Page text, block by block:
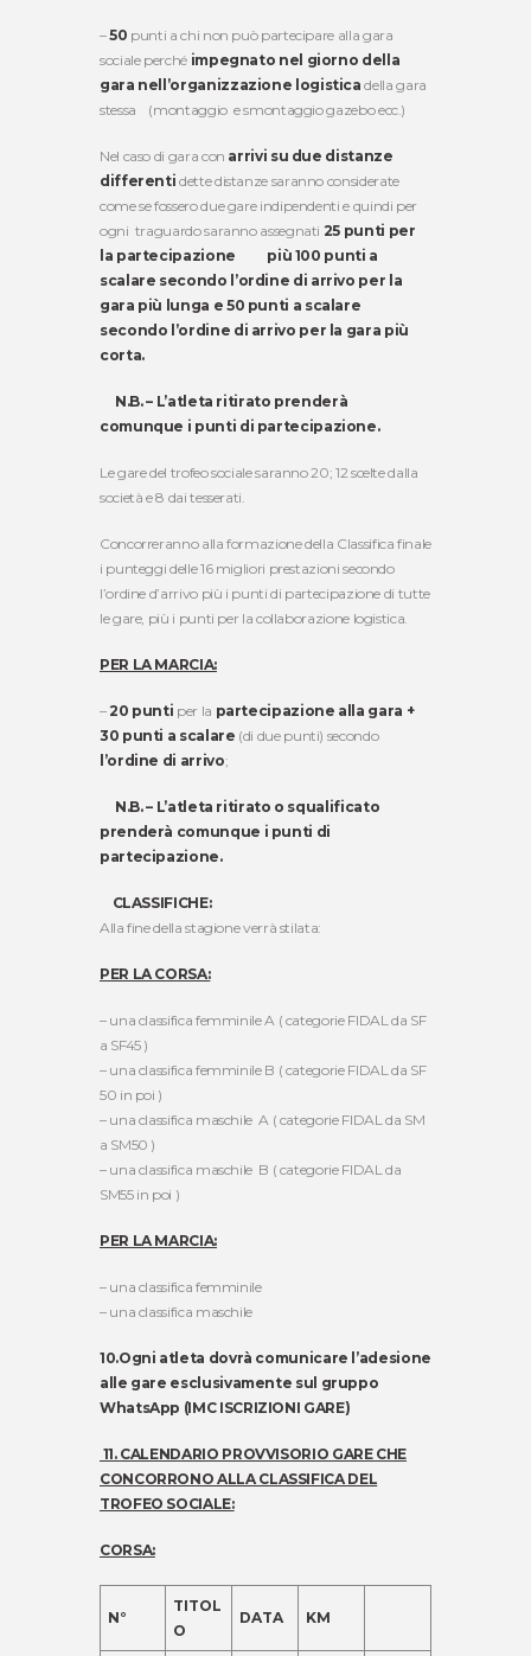
–50 punti a chi non può partecipare alla gara
sociale perché impegnato nel giorno della
gara nell’organizzazione logistica della gara
stessa (montaggio e smontaggio gazebo ecc.)
Nel caso di gara con arrivi su due distanze
differenti dette distanze saranno considerate
come se fossero due gare indipendenti e quindi per
ogni traguardo saranno assegnati 25 punti per
la partecipazione più 100 punti a
scalare secondo l’ordine di arrivo per la
gara più lunga e 50 punti a scalare
secondo l’ordine di arrivo per la gara più
corta.
N.B. – L’atleta ritirato prenderà
comunque i punti di partecipazione.
Le gare del trofeo sociale saranno 20; 12 scelte dalla
società e 8 dai tesserati.
Concorreranno alla formazione della Classifica finale
i punteggi delle 16 migliori prestazioni secondo
l’ordine d’arrivo più i punti di partecipazione di tutte
le gare, più i punti per la collaborazione logistica.
PER LA MARCIA:
–20 punti per la partecipazione alla gara +
30 punti a scalare (di due punti) secondo
l’ordine di arrivo;
N.B. – L’atleta ritirato o squalificato
prenderà comunque i punti di
partecipazione.
CLASSIFICHE:
Alla fine della stagione verrà stilata:
PER LA CORSA:
– una classifica femminile A ( categorie FIDAL da SF
a SF45 )
– una classifica femminile B ( categorie FIDAL da SF
50 in poi )
– una classifica maschile A ( categorie FIDAL da SM
a SM50 )
– una classifica maschile B ( categorie FIDAL da
SM55 in poi )
PER LA MARCIA:
– una classifica femminile
– una classifica maschile
10.Ogni atleta dovrà comunicare l’adesione
alle gare esclusivamente sul gruppo
WhatsApp (IMC ISCRIZIONI GARE)
11. CALENDARIO PROVVISORIO GARE CHE
CONCORRONO ALLA CLASSIFICA DEL
TROFEO SOCIALE:
CORSA:
N°
TITOL
O
DATA KM